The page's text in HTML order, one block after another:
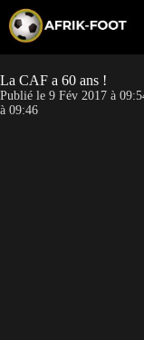
p
t
o
c
La CAF a 60 ans !
Publié le 9 Fév 2017 à
à 09:46